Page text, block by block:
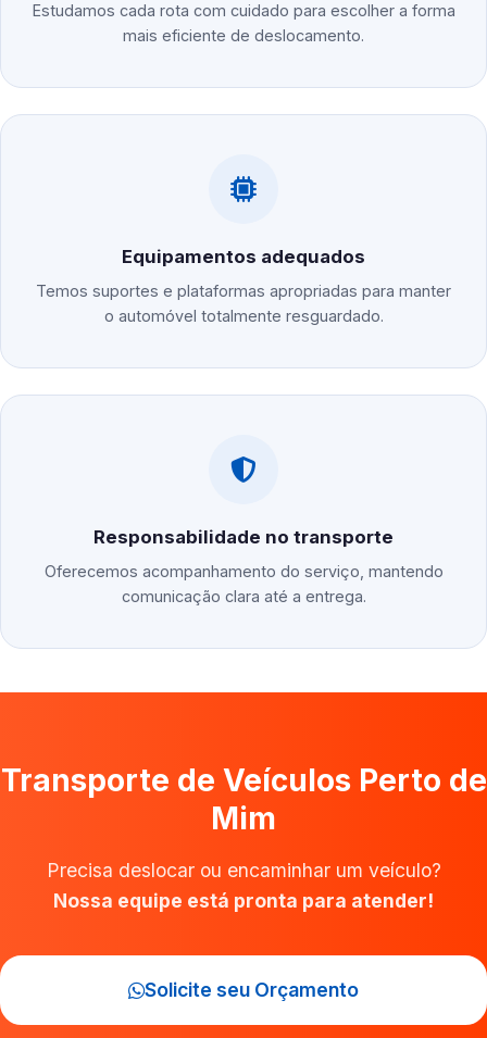
Estudamos cada rota com cuidado para escolher a forma
mais eficiente de deslocamento.
Equipamentos adequados
Temos suportes e plataformas apropriadas para manter
o automóvel totalmente resguardado.
Responsabilidade no transporte
Oferecemos acompanhamento do serviço, mantendo
comunicação clara até a entrega.
Transporte de Veículos Perto de
Mim
Precisa deslocar ou encaminhar um veículo?
Nossa equipe está pronta para atender!
Solicite seu Orçamento